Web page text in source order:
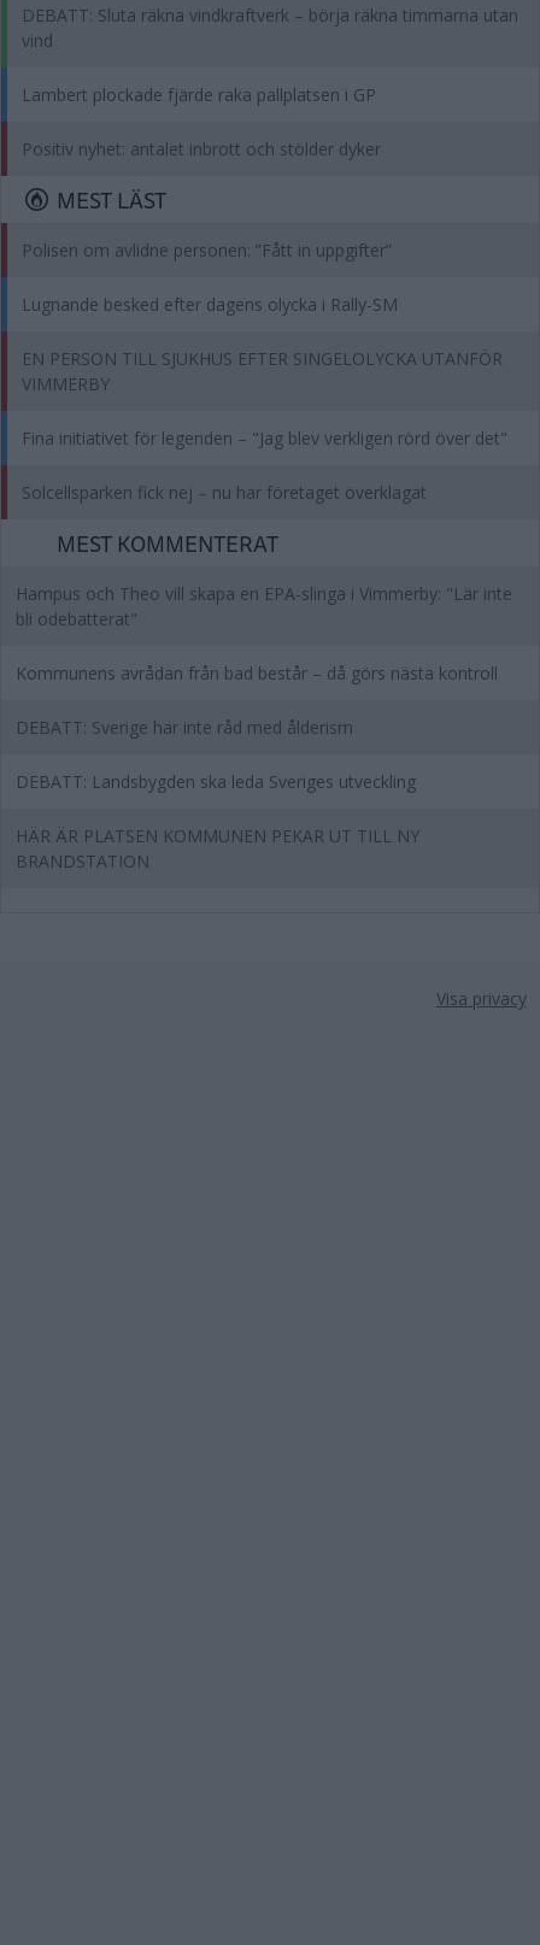
DEBATT: Sluta räkna vindkraftverk – börja räkna timmarna utan
vind
Lambert plockade fjärde raka pallplatsen i GP
Positiv nyhet: antalet inbrott och stölder dyker
MEST LÄST
Polisen om avlidne personen: ”Fått in uppgifter”
Lugnande besked efter dagens olycka i Rally-SM
EN PERSON TILL SJUKHUS EFTER SINGELOLYCKA UTANFÖR
VIMMERBY
Fina initiativet för legenden – "Jag blev verkligen rörd över det"
Solcellsparken fick nej – nu har företaget överklagat
MEST KOMMENTERAT
Hampus och Theo vill skapa en EPA-slinga i Vimmerby: "Lär inte
bli odebatterat"
Kommunens avrådan från bad består – då görs nästa kontroll
DEBATT: Sverige har inte råd med ålderism
DEBATT: Landsbygden ska leda Sveriges utveckling
HÄR ÄR PLATSEN KOMMUNEN PEKAR UT TILL NY
BRANDSTATION
Visa privacy